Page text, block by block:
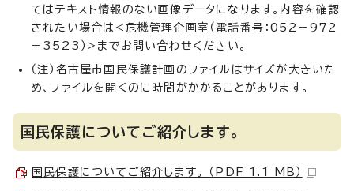
てはテキスト情報のない画像データになります。内容を確認
されたい場合は<危機管理企画室（電話番号：052－972
－3523）>までお問い合わせください。
（注）名古屋市国民保護計画のファイルはサイズが大きいた
め、ファイルを開くのに時間がかかることがあります。
国民保護についてご紹介します。
国民保護についてご紹介します。 （PDF 1.1 MB）